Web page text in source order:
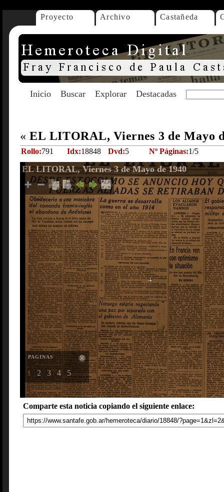
Proyecto Archivo Castañeda
Inicio Buscar Explorar Destacadas
« EL LITORAL, Viernes 3 de Mayo
Rollo:791 Idx:18848 Dvd:5 Nº Páginas:1/5
EL LITORAL, Viernes 3 de Mayo de 1940
PAGINAS
1 2 3 4 5
Comparte esta noticia copiando el siguiente enlace: